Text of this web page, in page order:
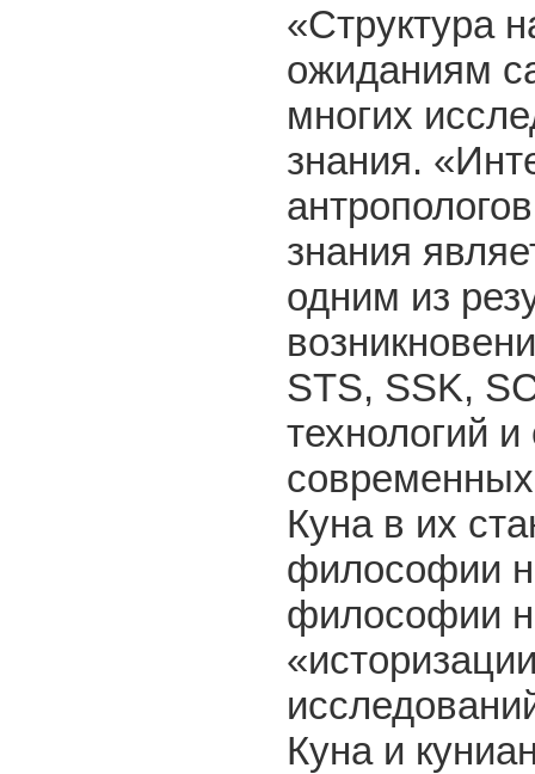
«Структура
ожиданиям
многих
знания.
знания
одним из
STS, SSK,
технологий
Куна в их
философии
философии
Куна и